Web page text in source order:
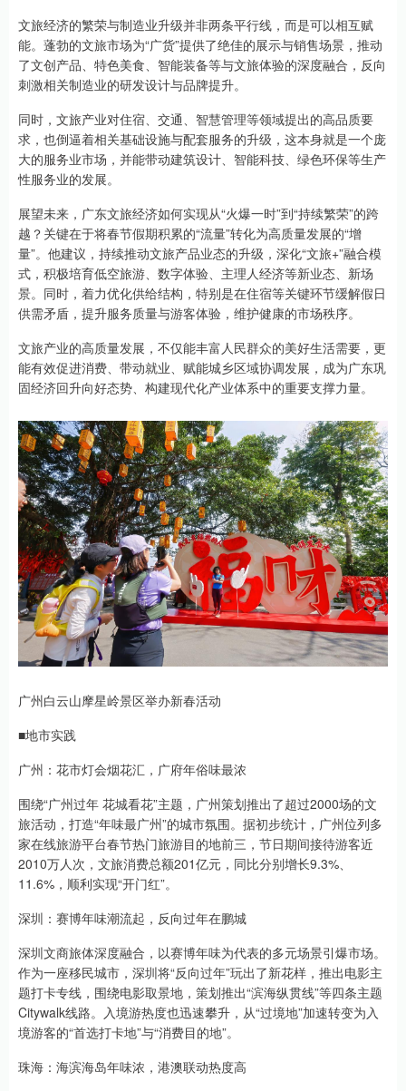
文旅经济的繁荣与制造业升级并非两条平行线，而是可以相互赋
能。蓬勃的文旅市场为“广货”提供了绝佳的展示与销售场景，推动
了文创产品、特色美食、智能装备等与文旅体验的深度融合，反向
刺激相关制造业的研发设计与品牌提升。
同时，文旅产业对住宿、交通、智慧管理等领域提出的高品质要
求，也倒逼着相关基础设施与配套服务的升级，这本身就是一个庞
大的服务业市场，并能带动建筑设计、智能科技、绿色环保等生产
性服务业的发展。
展望未来，广东文旅经济如何实现从“火爆一时”到“持续繁荣”的跨
越？关键在于将春节假期积累的“流量”转化为高质量发展的“增
量”。他建议，持续推动文旅产品业态的升级，深化“文旅+”融合模
式，积极培育低空旅游、数字体验、主理人经济等新业态、新场
景。同时，着力优化供给结构，特别是在住宿等关键环节缓解假日
供需矛盾，提升服务质量与游客体验，维护健康的市场秩序。
文旅产业的高质量发展，不仅能丰富人民群众的美好生活需要，更
能有效促进消费、带动就业、赋能城乡区域协调发展，成为广东巩
固经济回升向好态势、构建现代化产业体系中的重要支撑力量。
广州白云山摩星岭景区举办新春活动
■地市实践
广州：花市灯会烟花汇，广府年俗味最浓
围绕“广州过年 花城看花”主题，广州策划推出了超过2000场的文
旅活动，打造“年味最广州”的城市氛围。据初步统计，广州位列多
家在线旅游平台春节热门旅游目的地前三，节日期间接待游客近
2010万人次，文旅消费总额201亿元，同比分别增长9.3%、
11.6%，顺利实现“开门红”。
深圳：赛博年味潮流起，反向过年在鹏城
深圳文商旅体深度融合，以赛博年味为代表的多元场景引爆市场。
作为一座移民城市，深圳将“反向过年”玩出了新花样，推出电影主
题打卡专线，围绕电影取景地，策划推出“滨海纵贯线”等四条主题
Citywalk线路。入境游热度也迅速攀升，从“过境地”加速转变为入
境游客的“首选打卡地”与“消费目的地”。
珠海：海滨海岛年味浓，港澳联动热度高